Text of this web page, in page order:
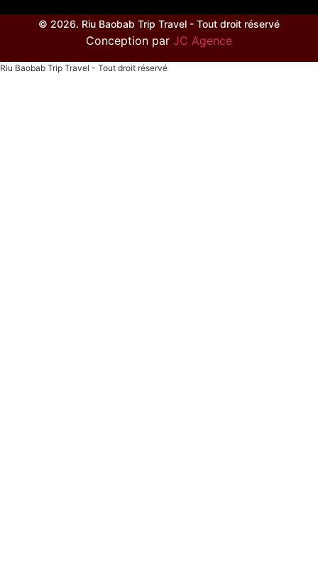
© 2026. Riu Baobab Trip Travel - Tout droit réservé
Conception par JC Agence
Riu Baobab Trip Travel - Tout droit réservé